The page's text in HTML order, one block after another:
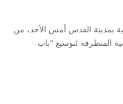
بمدينة القدس أمس الأحد، من
المتطرفة لتوسيع “باب